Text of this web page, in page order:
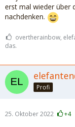
erst mal wieder über
nachdenken.
overtherainbow,
das.
Profi
25. Oktober 2022 +4